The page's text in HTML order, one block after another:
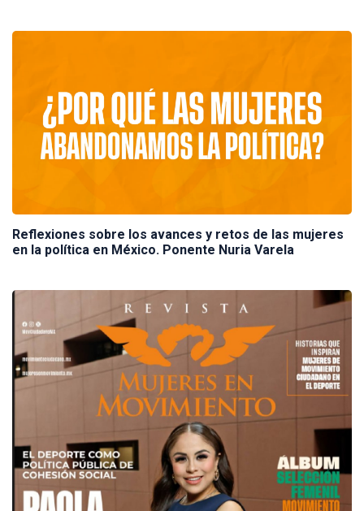
Reflexiones sobre los avances y retos de las mujeres
en la política en México. Ponente Nuria Varela